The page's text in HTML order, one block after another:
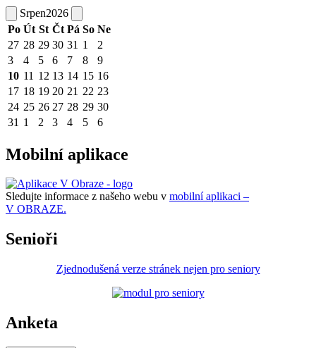
Srpen2026
Po Út St Čt Pá So Ne
27 28 29 30 31 1
2
3
4 5 6 7 8
9
10 11 12 13 14 15 16
17 18 19 20 21 22 23
24 25 26 27 28 29 30
31 1 2 3 4 5 6
Mobilní aplikace
Sledujte informace z našeho webu v mobilní aplikaci –
V OBRAZE.
Senioři
Zjednodušená verze stránek nejen pro seniory
Anketa